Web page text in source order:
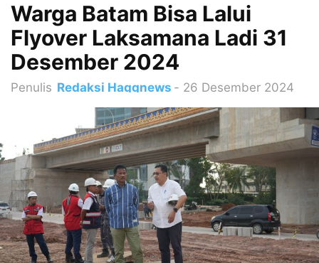
Warga Batam Bisa Lalui
Flyover Laksamana Ladi 31
Desember 2024
Penulis Redaksi Haqqnews - 26 Desember 2024